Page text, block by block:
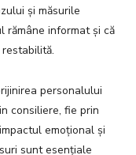
și măsurile
rămâne informat și că
personalului
consiliere, fie prin
emoțional și
sunt esențiale